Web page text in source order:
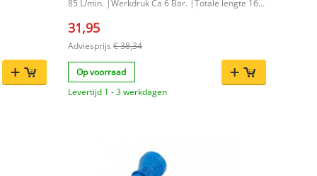
houden.
rond het
, schuur-
met
85 L/min. |Werkdruk Ca 6 Bar. |Totale lengte 160
31,95
Adviesprijs € 38,34
Op voorraad
Levertijd 1 - 3 werkdagen